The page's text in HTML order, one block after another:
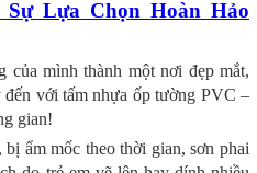
Lựa Chọn Hoàn Hảo
của mình thành một nơi đẹp mắt,
với tấm nhựa ốp tường PVC –
gian!
ẩm mốc theo thời gian, sơn phai